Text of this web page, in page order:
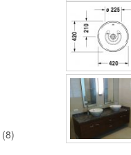
(8)